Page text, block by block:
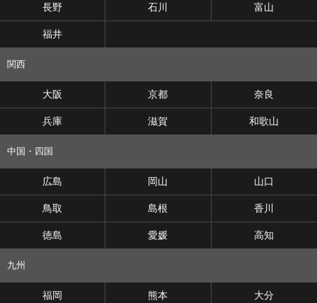
長野 石川 富山
福井
関西
大阪 京都 奈良
兵庫 滋賀 和歌山
中国・四国
広島 岡山 山口
鳥取 島根 香川
徳島 愛媛 高知
九州
福岡 熊本 大分